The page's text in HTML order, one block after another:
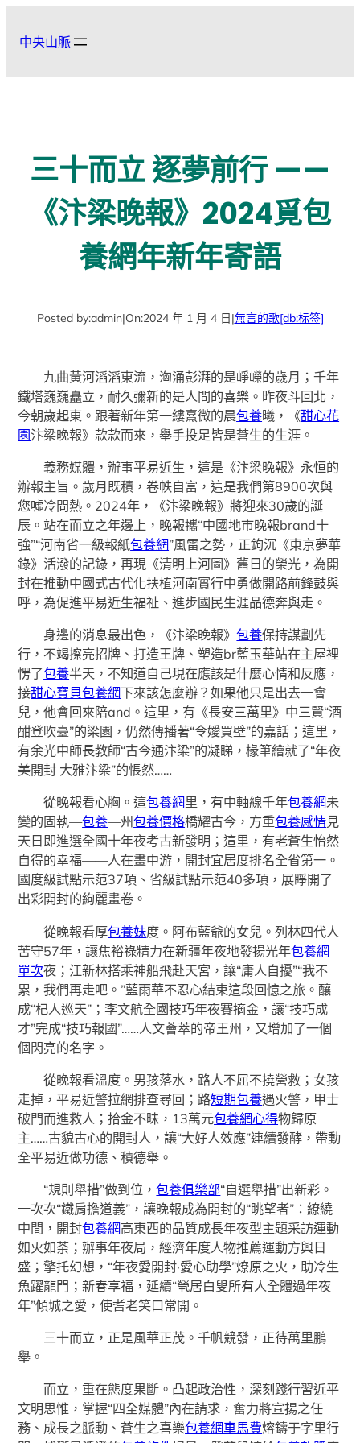
中央山脈
三十而立 逐夢前行 ​——
《汴梁晚報》2024覓包
養網年新年寄語
Posted by:admin|On:2024 年 1 月 4 日|無言的歌[db:标签]
九曲黃河滔滔東流，洶涌彭湃的是崢嶸的歲月；千年
鐵塔巍巍矗立，耐久彌新的是人間的喜樂。昨夜斗回北，
今朝歲起東。跟著新年第一縷熹微的晨包養曦，《甜心花
園汴梁晚報》款款而來，舉手投足皆是蒼生的生涯。
義務媒體，辦事平易近生，這是《汴梁晚報》永恒的
辦報主旨。歲月既積，卷帙自富，這是我們第8900次與
您噓冷問熱。2024年，《汴梁晚報》將迎來30歲的誕
辰。站在而立之年邊上，晚報攜“中國地市晚報brand十
強”“河南省一級報紙包養網”風雷之勢，正鉤沉《東京夢華
錄》活潑的記錄，再現《清明上河圖》舊日的榮光，為開
封在推動中國式古代化扶植河南實行中勇做開路前鋒鼓與
呼，為促進平易近生福祉、進步國民生涯品德奔與走。
身邊的消息最出色，《汴梁晚報》包養保持謀劃先
行，不竭擦亮招牌、打造王牌、塑造br藍玉華站在主屋裡
愣了包養半天，不知道自己現在應該是什麼心情和反應，
接甜心寶貝包養網下來該怎麼辦？如果他只是出去一會
兒，他會回來陪and。這里，有《長安三萬里》中三賢“酒
酣登吹臺”的梁園，仍然傳播著“令嬡買壁”的嘉話；這里，
有余光中師長教師“古今通汴梁”的凝睇，椽筆繪就了“年夜
美開封 大雅汴梁”的悵然……
從晚報看心胸。這包養網 里，有中軸線千年包養網未
變的固執—包養—州包養價格橋耀古今，方重包養感情見
天日即進選全國十年夜考古新發明；這里，有老蒼生怡然
自得的幸福——人在畫中游，開封宜居度排名全省第一。
國度級試點示范37項、省級試點示范40多項，展睜開了
出彩開封的絢麗畫卷。
從晚報看厚包養妹度。阿布藍爺的女兒。列林四代人
苦守57年，讓焦裕祿精力在新疆年夜地發揚光年包養網
單次夜；江新林搭乘神船飛赴天宮，讓“庸人自擾”“我不
累，我們再走吧。”藍雨華不忍心結束這段回憶之旅。釀
成“杞人巡天”；李文航全國技巧年夜賽摘金，讓“技巧成
才”完成“技巧報國”……人文薈萃的帝王州，又增加了一個
個閃亮的名字。
從晚報看溫度。男孩落水，路人不屈不撓營救；女孩
走掉，平易近警拉網排查尋回；路短期包養遇火警，甲士
破門而進救人；拾金不昧，13萬元包養網心得物歸原
主……古貌古心的開封人，讓“大好人效應”連續發酵，帶動
全平易近做功德、積德舉。
“規則舉措”做到位，包養俱樂部“自選舉措”出新彩。
一次次“鐵肩擔道義”，讓晚報成為開封的“眺望者”：繚繞
中間，開封包養網高東西的品質成長年夜型主題采訪運動
如火如荼；辦事年夜局，經濟年度人物推薦運動方興日
盛；擎托幻想，“年夜愛開封·愛心助學”燎原之火，助冷生
魚躍龍門；新春享福，延續“煢居白叟所有人全體過年夜
年”傾城之愛，使耆老笑口常開。
三十而立，正是風華正茂。千帆競發，正待萬里鵬
舉。
而立，重在態度果斷。凸起政治性，深刻踐行習近平
文明思惟，掌握“四全媒體”內在請求，奮力將宣揚之任
務、成長之脈動、蒼生之喜樂包養網車馬費熔鑄于字里行